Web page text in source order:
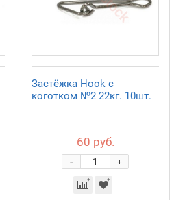
Застёжка Hook с
коготком №2 22кг. 10шт.
60 руб.
+
-